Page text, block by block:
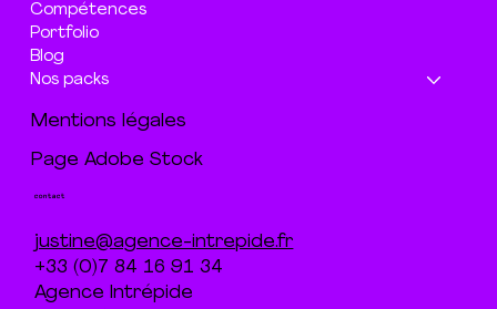
Compétences
Portfolio
Blog
Nos packs
Mentions légales
Page Adobe Stock
contact
justine@agence-intrepide.fr
+33 (0)7 84 16 91 34
Agence Intrépide